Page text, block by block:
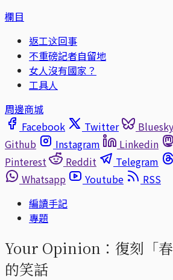
欄目
返工这回事
不重磅記者自留地
女人沒有國家？
工具人
周邊商城
Facebook
Twitter Bluesky
Github
Instagram Linkedin
Pinterest
Reddit Telegram
Whatsapp
Youtube
RSS
編讀手記
專題
Your Opinion：復刻「
的笑話